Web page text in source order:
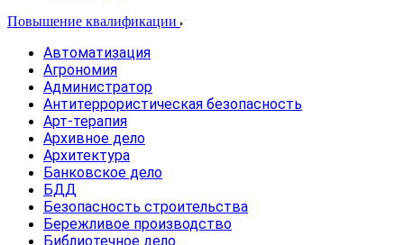
Повышение квалификации
Автоматизация
Агрономия
Администратор
Антитеррористическая безопасность
Арт-терапия
Архивное дело
Архитектура
Банковское дело
БДД
Безопасность строительства
Бережливое производство
Библиотечное дело